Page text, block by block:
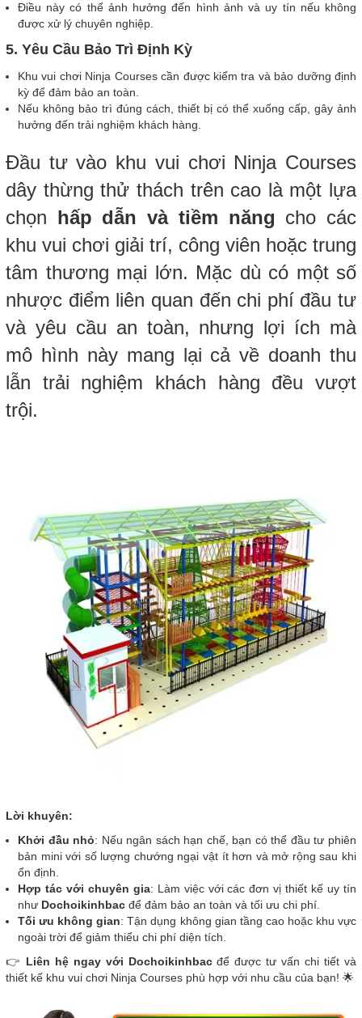
Điều này có thể ảnh hưởng đến hình ảnh và uy tín nếu không
được xử lý chuyên nghiệp.
5. Yêu Cầu Bảo Trì Định Kỳ
Khu vui chơi Ninja Courses cần được kiểm tra và bảo dưỡng định
kỳ để đảm bảo an toàn.
Nếu không bảo trì đúng cách, thiết bị có thể xuống cấp, gây ảnh
hưởng đến trải nghiệm khách hàng.
Đầu tư vào khu vui chơi Ninja Courses
dây thừng thử thách trên cao là một lựa
chọn hấp dẫn và tiềm năng cho các
khu vui chơi giải trí, công viên hoặc trung
tâm thương mại lớn. Mặc dù có một số
nhược điểm liên quan đến chi phí đầu tư
và yêu cầu an toàn, nhưng lợi ích mà
mô hình này mang lại cả về doanh thu
lẫn trải nghiệm khách hàng đều vượt
trội.
Lời khuyên:
Khởi đầu nhỏ: Nếu ngân sách hạn chế, bạn có thể đầu tư phiên
bản mini với số lượng chướng ngại vật ít hơn và mở rộng sau khi
ổn định.
Hợp tác với chuyên gia: Làm việc với các đơn vị thiết kế uy tín
như Dochoikinhbac để đảm bảo an toàn và tối ưu chi phí.
Tối ưu không gian: Tận dụng không gian tầng cao hoặc khu vực
ngoài trời để giảm thiểu chi phí diện tích.
👉 Liên hệ ngay với Dochoikinhbacđể được tư vấn chi tiết và
thiết kế khu vui chơi Ninja Courses phù hợp với nhu cầu của bạn! 🌟